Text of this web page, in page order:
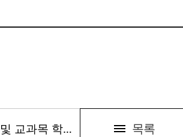
목록
26학년 1학기 2차 수업만족도 및 교과목 학습목표 성취도 평가 안내